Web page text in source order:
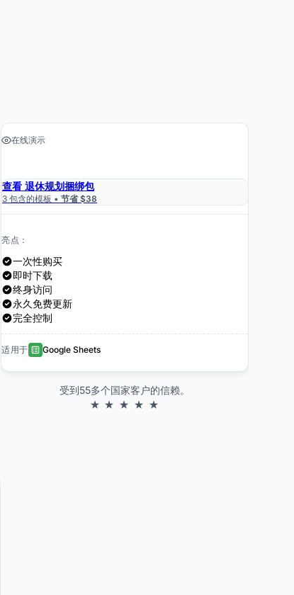
在线演示
查看 退休规划捆绑包
3 包含的模板 • 节省 $38
亮点：
一次性购买
即时下载
终身访问
永久免费更新
完全控制
适用于 Google Sheets
受到55多个国家客户的信赖。
★ ★ ★ ★ ★